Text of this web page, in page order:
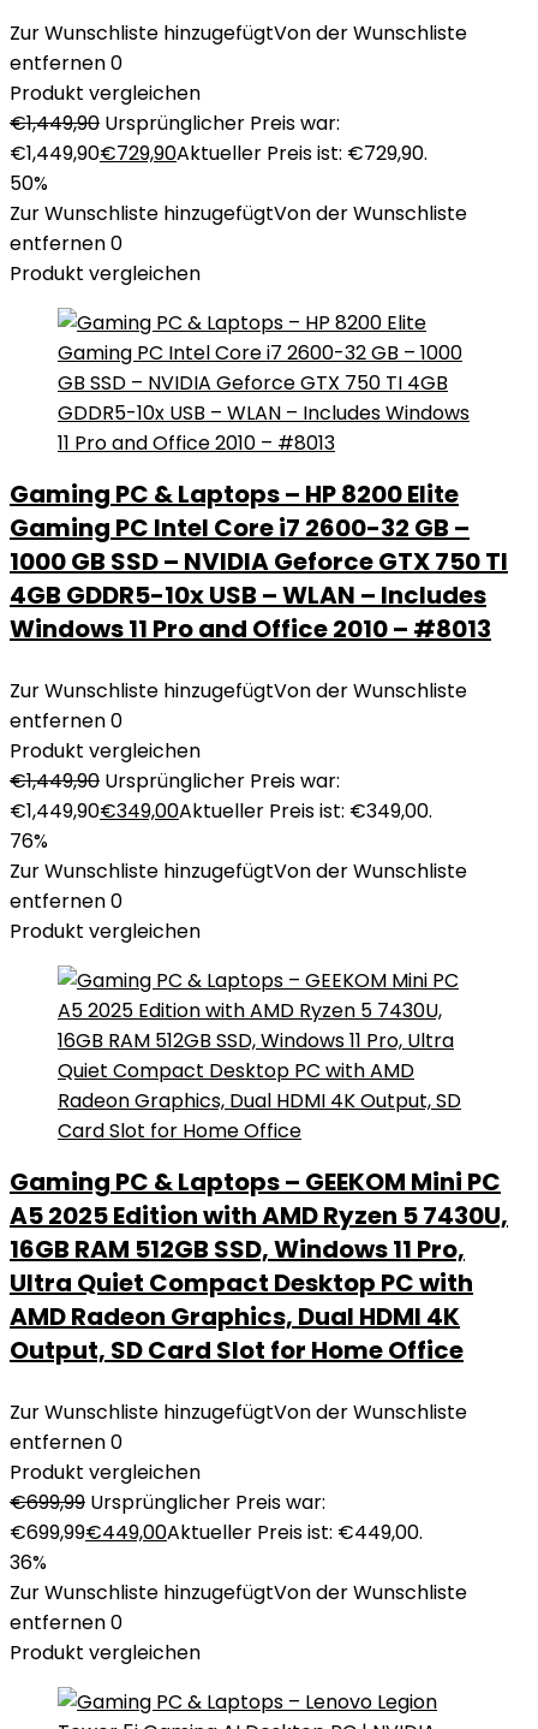
Zur Wunschliste hinzugefügtVon der Wunschliste
entfernen0
Produkt vergleichen
€1,449,90 Ursprünglicher Preis war:
€1,449,90€729,90Aktueller Preis ist: €729,90.
50%
Zur Wunschliste hinzugefügtVon der Wunschliste
entfernen0
Produkt vergleichen
Gaming PC & Laptops – HP 8200 Elite
Gaming PC Intel Core i7 2600-32 GB –
1000 GB SSD – NVIDIA Geforce GTX 750 TI
4GB GDDR5-10x USB – WLAN – Includes
Windows 11 Pro and Office 2010 – #8013
Zur Wunschliste hinzugefügtVon der Wunschliste
entfernen0
Produkt vergleichen
€1,449,90 Ursprünglicher Preis war:
€1,449,90€349,00Aktueller Preis ist: €349,00.
76%
Zur Wunschliste hinzugefügtVon der Wunschliste
entfernen0
Produkt vergleichen
Gaming PC & Laptops – GEEKOM Mini PC
A5 2025 Edition with AMD Ryzen 5 7430U,
16GB RAM 512GB SSD, Windows 11 Pro,
Ultra Quiet Compact Desktop PC with
AMD Radeon Graphics, Dual HDMI 4K
Output, SD Card Slot for Home Office
Zur Wunschliste hinzugefügtVon der Wunschliste
entfernen0
Produkt vergleichen
€699,99 Ursprünglicher Preis war:
€699,99€449,00Aktueller Preis ist: €449,00.
36%
Zur Wunschliste hinzugefügtVon der Wunschliste
entfernen0
Produkt vergleichen